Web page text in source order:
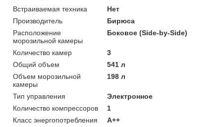
Встраиваемая техника
Нет
Производитель
Бирюса
Расположение
морозильной камеры
Боковое (Side-by-Side)
Количество камер
3
Общий объем
541 л
Объем морозильной
камеры
198 л
Тип управления
Электронное
Количество компрессоров
1
Класс энергопотребления
A++